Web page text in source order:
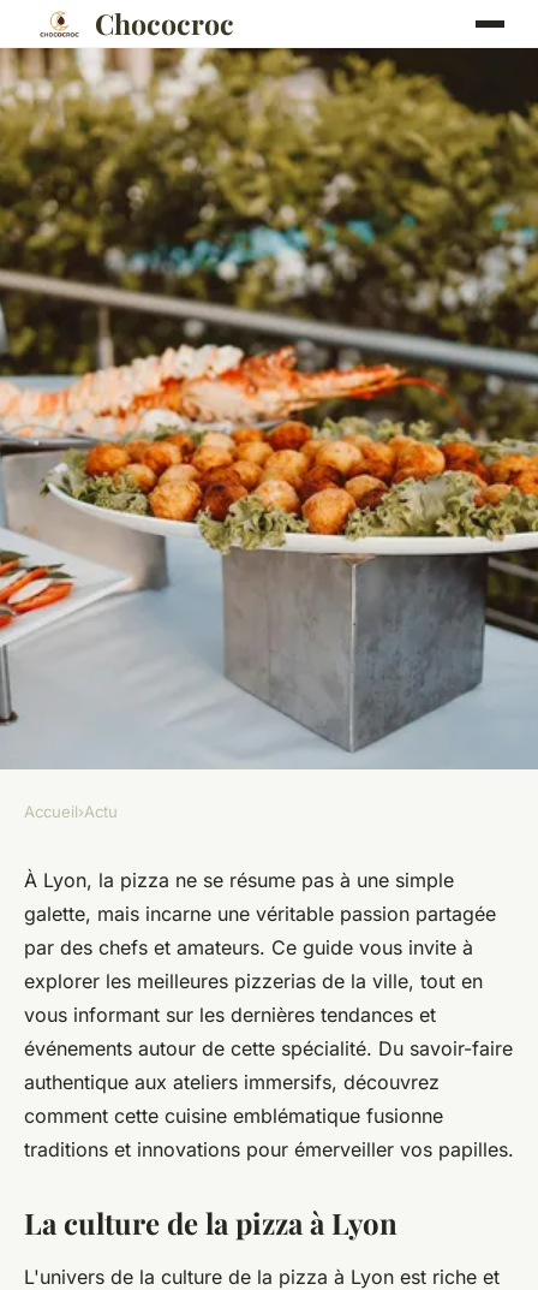
Chococroc
Guide et actualités
gastronomiques : la passion de
la pizza à lyon
Ayden•24 janvier 2025•4 min de lecture
Accueil›Actu
À Lyon, la pizza ne se résume pas à une simple
galette, mais incarne une véritable passion partagée
par des chefs et amateurs. Ce guide vous invite à
explorer les meilleures pizzerias de la ville, tout en
vous informant sur les dernières tendances et
événements autour de cette spécialité. Du savoir-faire
authentique aux ateliers immersifs, découvrez
comment cette cuisine emblématique fusionne
traditions et innovations pour émerveiller vos papilles.
La culture de la pizza à Lyon
L'univers de la culture de la pizza à Lyon est riche et